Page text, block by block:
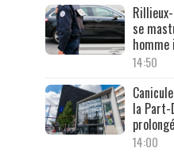
se
14:50
la Part-
14:00